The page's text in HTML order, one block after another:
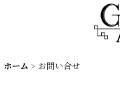
ホーム > お問い合せ